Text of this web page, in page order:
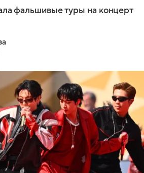
фальшивые туры на концерт